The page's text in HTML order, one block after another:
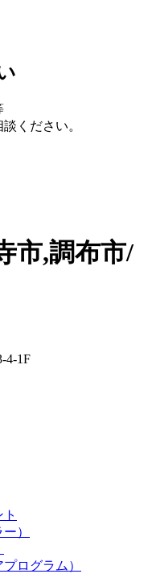
ください。
市,調布市/
4-1F
）
ログラム）